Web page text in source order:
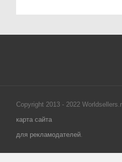
Copyright 2013 - 2022
карта сайта
для рекламодателей